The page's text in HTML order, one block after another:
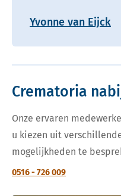
Yvonne van Eijck
Crematoria
Onze ervaren
u kiezen uit
mogelijkheden te
0516 - 726 009